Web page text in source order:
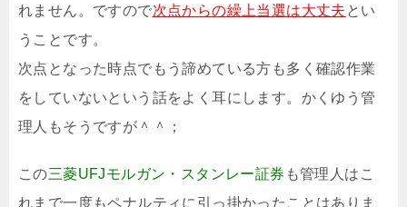
れません。ですので次点からの繰上当選は大丈夫 とい
うことです。
次点となった時点でもう諦めている方も多く確認作業
をしていないという話をよく耳にします。かくゆう管
理人もそうですが＾＾；
この三菱UFJモルガン・スタンレー証券 も管理人はこ
れまで一度もペナルティに引っ掛かったことはありま